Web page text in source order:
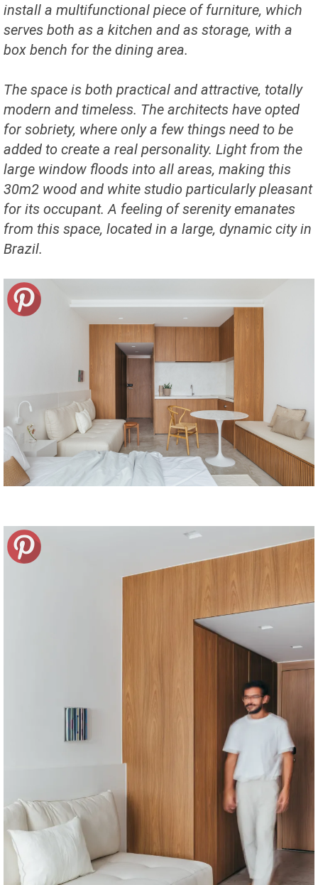
install a multifunctional piece of furniture, which
serves both as a kitchen and as storage, with a
box bench for the dining area.
The space is both practical and attractive, totally
modern and timeless. The architects have opted
for sobriety, where only a few things need to be
added to create a real personality. Light from the
large window floods into all areas, making this
30m2 wood and white studio particularly pleasant
for its occupant. A feeling of serenity emanates
from this space, located in a large, dynamic city in
Brazil.